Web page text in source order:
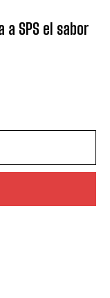
a SPS el sabor